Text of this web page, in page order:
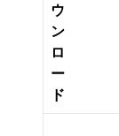
ウ
ン
ロ
ー
ド